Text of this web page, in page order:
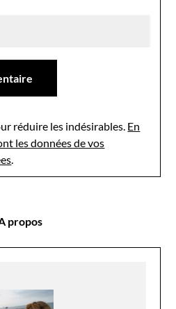
réduire les indésirables. En
les données de vos
.
propos